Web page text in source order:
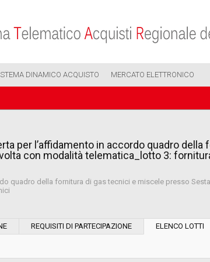
DINAMICO ACQUISTO MERCATO ELETTRONICO
per l’affidamento in accordo quadro della
con modalità telematica_lotto 3:
quadro della fornitura di gas tecnici e miscele presso
REQUISITI DI PARTECIPAZIONE ELENCO LOTTI